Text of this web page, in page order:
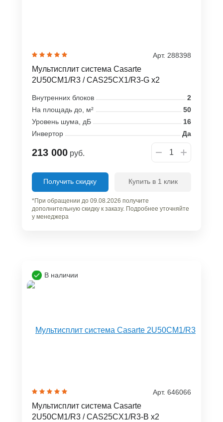
Арт. 288398
Мультисплит система Casarte
2U50CM1/R3 / CAS25CX1/R3-G x2
Внутренних блоков
2
На площадь до, м²
50
Уровень шума, дБ
16
Инвертор
Да
213 000 руб.
Получить скидку Купить в 1 клик
*При обращении до 09.08.2026 получите
дополнительную скидку к заказу. Подробнее уточняйте
у менеджера
В наличии
Арт. 646066
Мультисплит система Casarte
2U50CM1/R3 / CAS25CX1/R3-B x2